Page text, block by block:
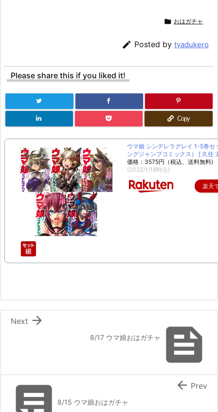
 おはガチャ
 Posted by tyadukero
Please share this if you liked it!
Copy
ウマ娘 シンデレラグレイ 1-5巻セ
ングジャンプコミックス） [ 久住
価格：3575円（税込、送料無料)
(2022/1/18時点)
楽天

8/17 ウマ娘おはガチャ

Next
8/15 ウマ娘おはガチャ
 Prev